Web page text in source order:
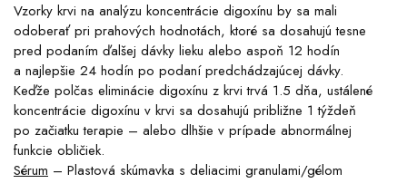
Vzorky krvi na analýzu koncentrácie digoxínu by sa mali
odoberať pri prahových hodnotách, ktoré sa dosahujú tesne
pred podaním ďalšej dávky lieku alebo aspoň 12 hodín
a najlepšie 24 hodín po podaní predchádzajúcej dávky.
Keďže polčas eliminácie digoxínu z krvi trvá 1.5 dňa, ustálené
koncentrácie digoxínu v krvi sa dosahujú približne 1 týždeň
po začiatku terapie – alebo dlhšie v prípade abnormálnej
funkcie obličiek.
Sérum – Plastová skúmavka s deliacimi granulami/gélom